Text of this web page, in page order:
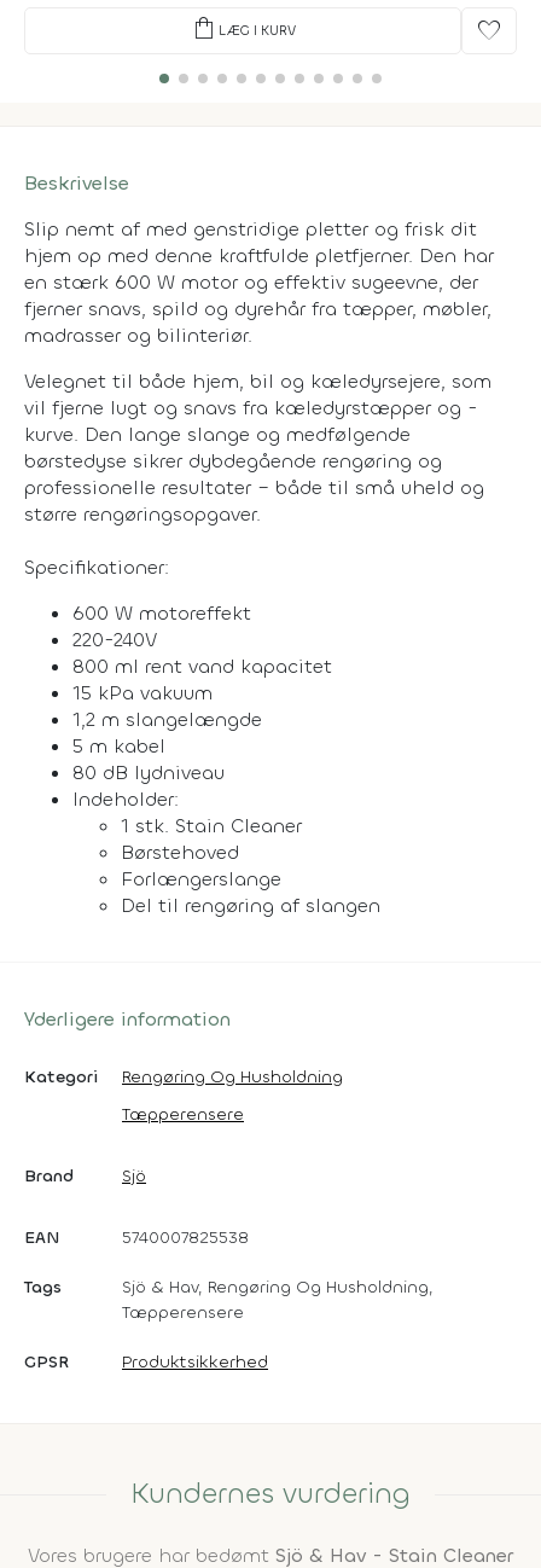
shopping_bag LÆG I KURV favorite
Beskrivelse
Slip nemt af med genstridige pletter og frisk dit
hjem op med denne kraftfulde pletfjerner. Den har
en stærk 600 W motor og effektiv sugeevne, der
fjerner snavs, spild og dyrehår fra tæpper, møbler,
madrasser og bilinteriør.
Velegnet til både hjem, bil og kæledyrsejere, som
vil fjerne lugt og snavs fra kæledyrstæpper og -
kurve. Den lange slange og medfølgende
børstedyse sikrer dybdegående rengøring og
professionelle resultater – både til små uheld og
større rengøringsopgaver.
Specifikationer:
600 W motoreffekt
220-240V
800 ml rent vand kapacitet
15 kPa vakuum
1,2 m slangelængde
5 m kabel
80 dB lydniveau
Indeholder:
1 stk. Stain Cleaner
Børstehoved
Forlængerslange
Del til rengøring af slangen
Yderligere information
Kategori
Rengøring Og Husholdning
Tæpperensere
Brand Sjö
EAN 5740007825538
Tags
Sjö & Hav, Rengøring Og Husholdning,
Tæpperensere
GPSR Produktsikkerhed
Kundernes vurdering
Vores brugere har bedømt Sjö & Hav - Stain Cleaner